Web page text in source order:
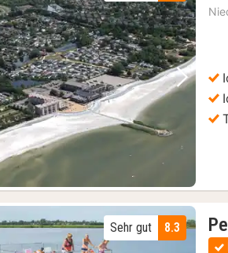
Vorheriges Bild
8.3
Sehr gut